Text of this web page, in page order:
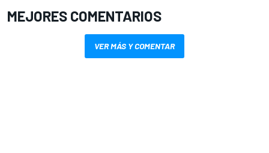
MEJORES COMENTARIOS
VER MÁS Y COMENTAR